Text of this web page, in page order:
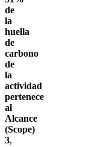
de
la
huella
de
carbono
de
la
actividad
pertenece
al
Alcance
(Scope)
3,